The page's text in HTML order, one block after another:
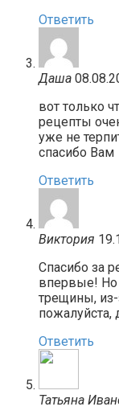
Ответить
Даша
вот только
рецепты
уже не
спасибо Вам
Ответить
Виктория
Спасибо за
впервые! Но
трещины, из-
пожалуйста,
Ответить
Татьяна